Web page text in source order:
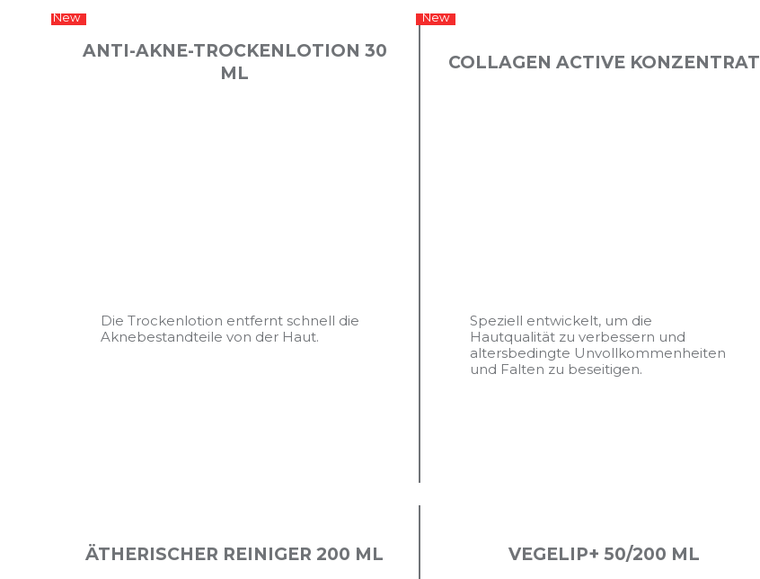
ANTI-AKNE-TROCKENLOTION 30
ML
Die Trockenlotion entfernt schnell die
Aknebestandteile von der Haut.
New
COLLAGEN ACTIVЕ KONZENTRAT
Speziell entwickelt, um die
Hautqualität zu verbessern und
altersbedingte Unvollkommenheiten
und Falten zu beseitigen.
New
ÄTHERISCHER REINIGER 200 ML VEGELIP+ 50/200 ML